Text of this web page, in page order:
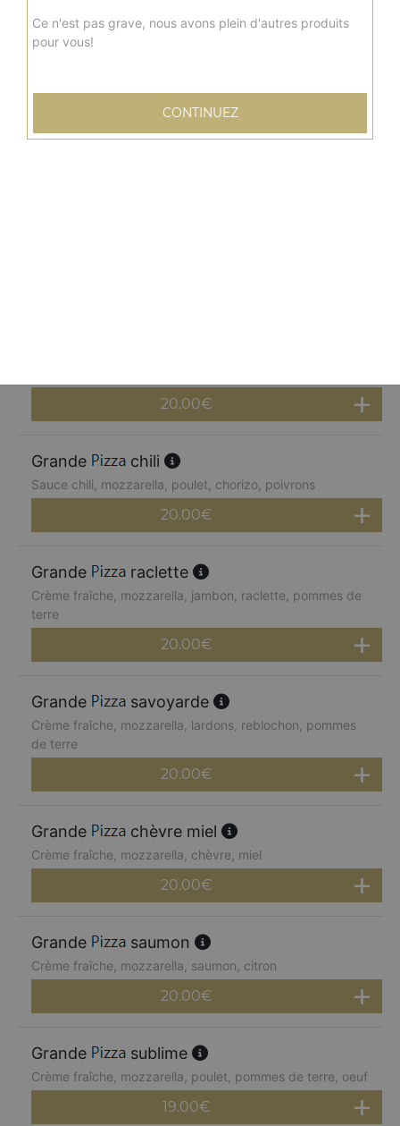
Sauce tomate, mozzarella, poulet, curry, poivrons,
20.00€
20.00€
Grande chili
Sauce chili, mozzarella, poulet, chorizo, poivrons
20.00€
Grande raclette
Crème fraîche, mozzarella, jambon, raclette, pommes de
terre
20.00€
Grande savoyarde
Crème fraîche, mozzarella, lardons, reblochon, pommes
de terre
20.00€
Grande chèvre miel
Crème fraîche, mozzarella, chèvre, miel
20.00€
Grande saumon
Crème fraîche, mozzarella, saumon, citron
20.00€
Grande sublime
Crème fraîche, mozzarella, poulet, pommes de terre, oeuf
19.00€
Ce n'est pas grave, nous avons plein d'autres produits
pour vous!
CONTINUEZ